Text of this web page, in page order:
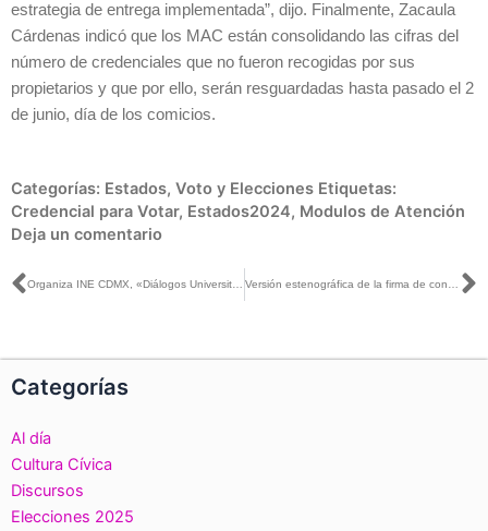
estrategia de entrega implementada”, dijo. Finalmente, Zacaula
Cárdenas indicó que los MAC están consolidando las cifras del
número de credenciales que no fueron recogidas por sus
propietarios y que por ello, serán resguardadas hasta pasado el 2
de junio, día de los comicios.
Categorías: Estados, Voto y Elecciones Etiquetas:
Credencial para Votar, Estados2024, Modulos de Atención
Deja un comentario
Ant
Categorías
Al día
Cultura Cívica
Discursos
Elecciones 2025